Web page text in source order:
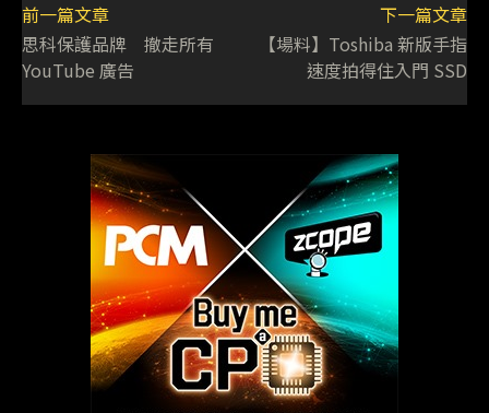
前一篇文章
思科保護品牌 撤走所有
YouTube 廣告
下一篇文章
【場料】Toshiba 新版手指
速度拍得住入門 SSD